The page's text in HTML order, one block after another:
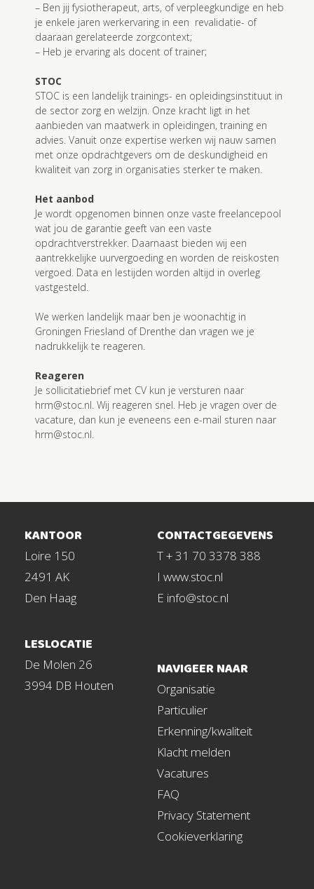
– Ben jij fysiotherapeut, arts, of verpleegkundige en heb
je enkele jaren werkervaring in een revalidatie- of
daaraan gerelateerde zorgcontext;
– Heb je ervaring als docent of trainer;
STOC
STOC is een landelijk trainings- en opleidingsinstituut in
de sector zorg en welzijn. Onze kracht ligt in het
aanbieden van maatwerk in opleidingen, training en
advies. Vanuit onze expertise werken wij nauw samen
met onze opdrachtgevers om de deskundigheid en
kwaliteit van zorg in organisaties sterker te maken.
Het aanbod
Je wordt opgenomen binnen onze vaste freelancepool
wat jou de garantie geeft van een vaste
opdrachtverstrekker. Daarnaast bieden wij een
aantrekkelijke uurvergoeding en worden de reiskosten
vergoed. Data en lestijden worden altijd in overleg
vastgesteld.
We werken landelijk maar ben je woonachtig in
Groningen Friesland of Drenthe dan vragen we je
nadrukkelijk te reageren.
Reageren
Je sollicitatiebrief met CV kun je versturen naar
hrm@stoc.nl. Wij reageren snel. Heb je vragen over de
vacature, dan kun je eveneens een e-mail sturen naar
hrm@stoc.nl.
KANTOOR
Loire 150
2491 AK
Den Haag
LESLOCATIE
De Molen 26
3994 DB Houten
CONTACTGEGEVENS
T + 31 70 3378 388
I www.stoc.nl
E info@stoc.nl
NAVIGEER NAAR
Organisatie
Particulier
Erkenning/kwaliteit
Klacht melden
Vacatures
FAQ
Privacy Statement
Cookieverklaring